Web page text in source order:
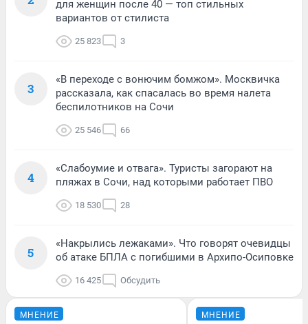
для женщин после 40 — топ стильных
вариантов от стилиста
25 823 3
3
«В переходе с вонючим бомжом». Москвичка
рассказала, как спасалась во время налета
беспилотников на Сочи
25 546 66
4
«Слабоумие и отвага». Туристы загорают на
пляжах в Сочи, над которыми работает ПВО
18 530 28
5
«Накрылись лежаками». Что говорят очевидцы
об атаке БПЛА с погибшими в Архипо-Осиповке
16 425 Обсудить
МНЕНИЕ МНЕНИЕ